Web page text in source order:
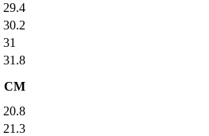
29.4
30.2
31
31.8
CM
20.8
21.3